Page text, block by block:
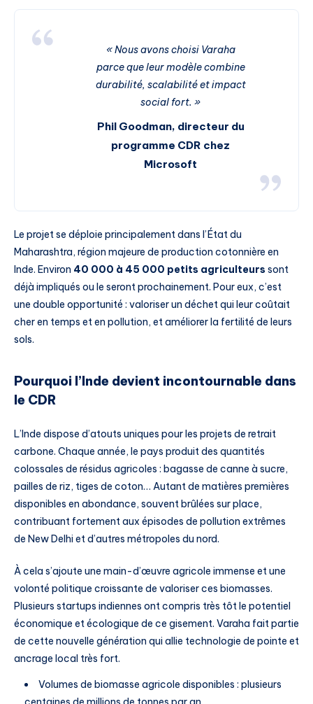
« Nous avons choisi Varaha
parce que leur modèle combine
durabilité, scalabilité et impact
social fort. »
Phil Goodman, directeur du
programme CDR chez
Microsoft
Le projet se déploie principalement dans l’État du
Maharashtra, région majeure de production cotonnière en
Inde. Environ 40 000 à 45 000 petits agriculteurs sont
déjà impliqués ou le seront prochainement. Pour eux, c’est
une double opportunité : valoriser un déchet qui leur coûtait
cher en temps et en pollution, et améliorer la fertilité de leurs
sols.
Pourquoi l’Inde devient incontournable dans
le CDR
L’Inde dispose d’atouts uniques pour les projets de retrait
carbone. Chaque année, le pays produit des quantités
colossales de résidus agricoles : bagasse de canne à sucre,
pailles de riz, tiges de coton… Autant de matières premières
disponibles en abondance, souvent brûlées sur place,
contribuant fortement aux épisodes de pollution extrêmes
de New Delhi et d’autres métropoles du nord.
À cela s’ajoute une main-d’œuvre agricole immense et une
volonté politique croissante de valoriser ces biomasses.
Plusieurs startups indiennes ont compris très tôt le potentiel
économique et écologique de ce gisement. Varaha fait partie
de cette nouvelle génération qui allie technologie de pointe et
ancrage local très fort.
Volumes de biomasse agricole disponibles : plusieurs